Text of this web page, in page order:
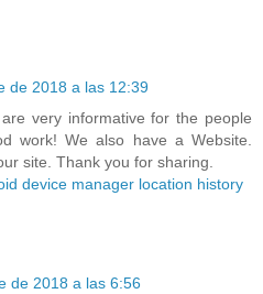
de 2018 a las 12:39
very informative for the people
work! We also have a Website.
site. Thank you for sharing.
device manager location history
de 2018 a las 6:56